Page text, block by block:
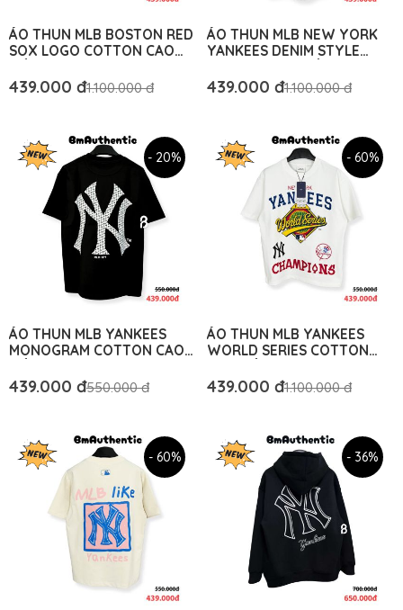
ÁO THUN MLB BOSTON RED
SOX LOGO COTTON CAO
AUTHENTIC
439.000 đ1.100.000 đ
ÁO THUN MLB NEW YORK
YANKEES DENIM STYLE
RỘNG - BM AUTHENTIC
439.000 đ1.100.000 đ
- 20%
ÁO THUN MLB YANKEES
MONOGRAM COTTON CAO
AUTHENTIC
439.000 đ550.000 đ
- 60%
ÁO THUN MLB YANKEES
WORLD SERIES COTTON
AUTHENTIC
439.000 đ1.100.000 đ
- 60% - 36%